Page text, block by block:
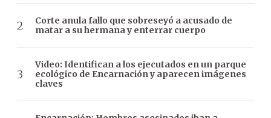
Corte anula fallo que sobreseyó a acusado de
matar a su hermana y enterrar cuerpo
Video: Identifican a los ejecutados en un parque
ecológico de Encarnación y aparecen imágenes
claves